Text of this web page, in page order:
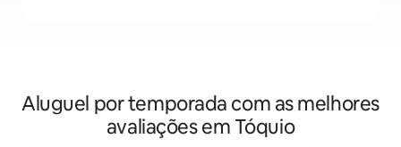
Aluguel por temporada com as melhores
avaliações em Tóquio